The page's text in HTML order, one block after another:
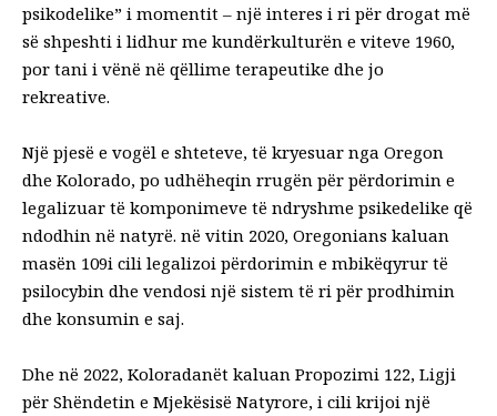
psikodelike” i momentit – një interes i ri për drogat më
së shpeshti i lidhur me kundërkulturën e viteve 1960,
por tani i vënë në qëllime terapeutike dhe jo
rekreative.
Një pjesë e vogël e shteteve, të kryesuar nga Oregon
dhe Kolorado, po udhëheqin rrugën për përdorimin e
legalizuar të komponimeve të ndryshme psikedelike që
ndodhin në natyrë. në vitin 2020, Oregonians kaluan
masën 109i cili legalizoi përdorimin e mbikëqyrur të
psilocybin dhe vendosi një sistem të ri për prodhimin
dhe konsumin e saj.
Dhe në 2022, Koloradanët kaluan Propozimi 122, Ligji
për Shëndetin e Mjekësisë Natyrore, i cili krijoi një